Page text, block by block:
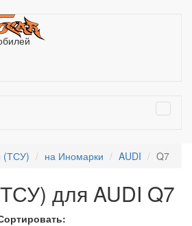
(ТСУ) на Иномарки AUDI Q7
для AUDI Q7